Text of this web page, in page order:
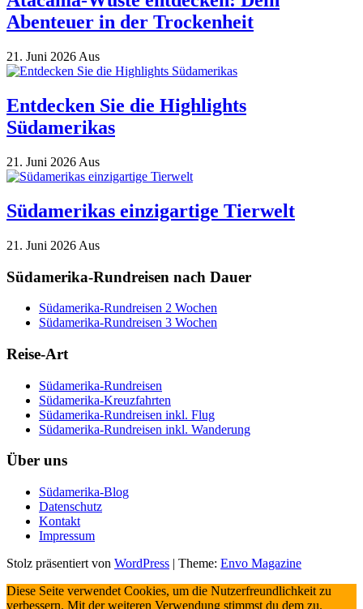
Abenteuer in der Trockenheit
21. Juni 2026 Aus
Entdecken Sie die Highlights
Südamerikas
21. Juni 2026 Aus
Südamerikas einzigartige Tierwelt
21. Juni 2026 Aus
Südamerika-Rundreisen nach Dauer
Südamerika-Rundreisen 2 Wochen
Südamerika-Rundreisen 3 Wochen
Reise-Art
Südamerika-Rundreisen
Südamerika-Kreuzfahrten
Südamerika-Rundreisen inkl. Flug
Südamerika-Rundreisen inkl. Wanderung
Über uns
Südamerika-Blog
Datenschutz
Kontakt
Impressum
Stolz präsentiert von WordPress | Theme: Envo Magazine
Diese Seite verwendet Cookies, um die Nutzerfreundlichkeit zu
verbessern. Mit der weiteren Verwendung stimmst du dem zu.